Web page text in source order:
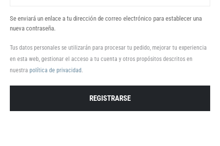
Se enviará un enlace a tu dirección de correo electrónico para establecer una
nueva contraseña.
Tus datos personales se utilizarán para procesar tu pedido, mejorar tu experiencia
en esta web, gestionar el acceso a tu cuenta y otros propósitos descritos en
nuestra política de privacidad .
REGISTRARSE